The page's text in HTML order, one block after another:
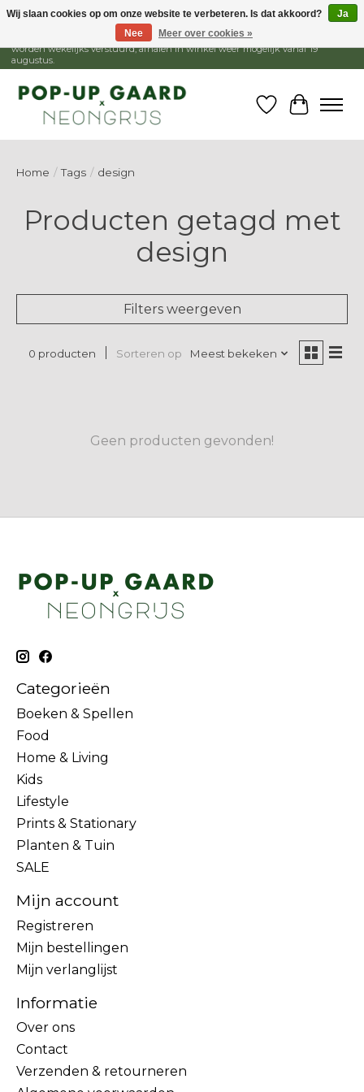
1 - 15 augustus is de winkel gesloten, webshop blijft open. Bestellingen
worden wekelijks verstuurd, afhalen in winkel weer mogelijk vanaf 19
augustus.
Verlanglijst
Home / Tags / design
Producten getagd met
design
Filters weergeven
0 producten Sorteren op Meest bekeken
Geen producten gevonden!
Categorieën
Boeken & Spellen
Food
Home & Living
Kids
Lifestyle
Prints & Stationary
Planten & Tuin
SALE
Mijn account
Registreren
Mijn bestellingen
Mijn verlanglijst
Informatie
Over ons
Contact
Verzenden & retourneren
Wij slaan cookies op om onze website te verbeteren. Is dat akkoord?
Ja
Nee
Meer over cookies »